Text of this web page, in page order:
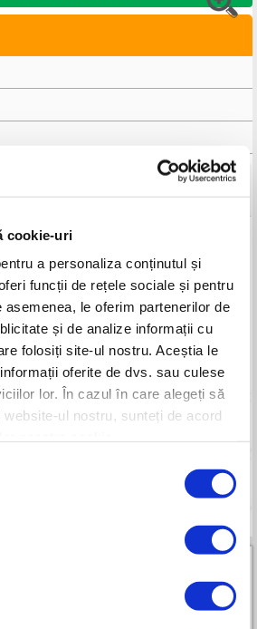
cookie-uri
a personaliza conținutul și
funcții de rețele sociale și pentru
le oferim partenerilor de
și de analize informații cu
folosiți site-ul nostru. Aceștia le
oferite de dvs. sau culese
lor. În cazul în care alegeți să
ul nostru, sunteți de acord
PE - polietilenă
7gsm
2m